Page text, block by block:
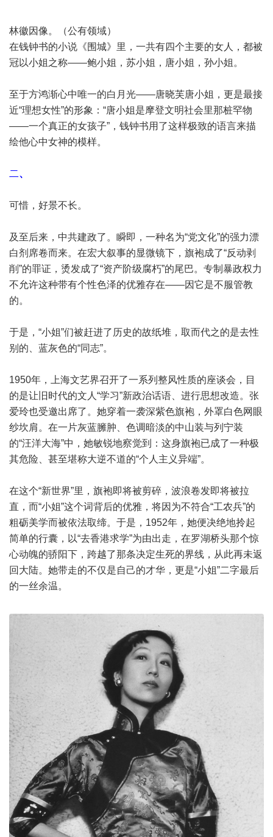
林徽因像。（公有领域）
在钱钟书的小说《围城》里，一共有四个主要的女人，都被
冠以小姐之称——鲍小姐，苏小姐，唐小姐，孙小姐。
至于方鸿渐心中唯一的白月光——唐晓芙唐小姐，更是最接
近“理想女性”的形象：“唐小姐是摩登文明社会里那桩罕物
——一个真正的女孩子”，钱钟书用了这样极致的语言来描
绘他心中女神的模样。
二、
可惜，好景不长。
及至后来，中共建政了。瞬即，一种名为“党文化”的强力漂
白剂席卷而来。在宏大叙事的显微镜下，旗袍成了“反动剥
削”的罪证，烫发成了“资产阶级腐朽”的尾巴。专制暴政权力
不允许这种带有个性色泽的优雅存在——因它是不服管教
的。
于是，“小姐”们被赶进了历史的故纸堆，取而代之的是去性
别的、蓝灰色的“同志”。
1950年，上海文艺界召开了一系列整风性质的座谈会，目
的是让旧时代的文人“学习”新政治话语、进行思想改造。张
爱玲也受邀出席了。她穿着一袭深紫色旗袍，外罩白色网眼
纱坎肩。在一片灰蓝臃肿、色调暗淡的中山装与列宁装
的“汪洋大海”中，她敏锐地察觉到：这身旗袍已成了一种极
其危险、甚至堪称大逆不道的“个人主义异端”。
在这个“新世界”里，旗袍即将被剪碎，波浪卷发即将被拉
直，而“小姐”这个词背后的优雅，将因为不符合“工农兵”的
粗砺美学而被依法取缔。于是，1952年，她便决绝地拎起
简单的行囊，以“去香港求学”为由出走，在罗湖桥头那个惊
心动魄的骄阳下，跨越了那条决定生死的界线，从此再未返
回大陆。她带走的不仅是自己的才华，更是“小姐”二字最后
的一丝余温。